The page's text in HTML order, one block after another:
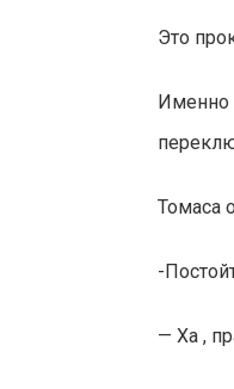
Это
Именно
Томаса
-
— Ха ,